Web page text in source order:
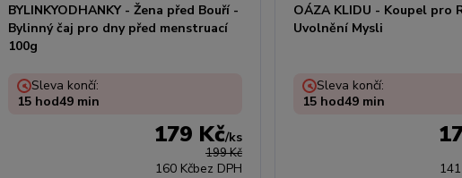
BYLINKYODHANKY - Žena před Bouří -
Bylinný čaj pro dny před menstruací
100g
199 Kč
179 Kč/ks
160 Kčbez DPH
Sleva končí:
15 hod49 min
OÁZA KLIDU - Koupel pro
Uvolnění Mysli
Sleva končí:
15hod49min